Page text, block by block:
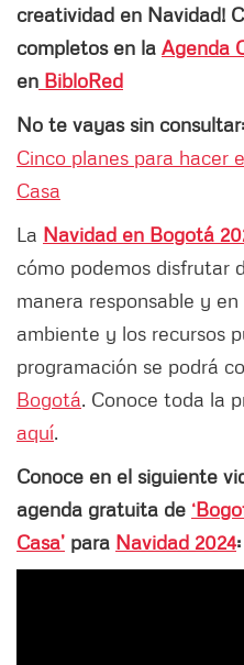
creatividad en Navidad!
completos en la Agenda
en BibloRed
No te vayas sin consultar:
Cinco planes para hacer
Casa
La Navidad en Bogotá
cómo podemos disfrutar
manera responsable y
ambiente y los recursos
programación se podrá
Bogotá. Conoce toda la
aquí.
Conoce en el siguiente
agenda gratuita de
Casa’ para Navidad 2024: